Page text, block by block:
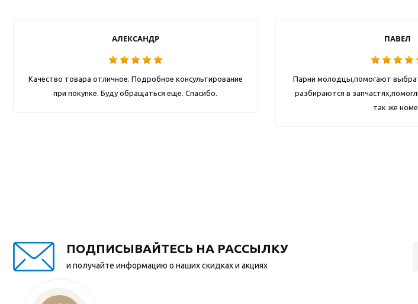
АЛЕКСАНДР
Качество товара отличное. Подробное консультирование
при покупке. Буду обращаться еще. Спасибо.
ПАВЕЛ
Парни молодцы,помогают
разбираются в
так же
ПОДПИСЫВАЙТЕСЬ НА РАССЫЛКУ
и получайте информацию о наших скидках и акциях